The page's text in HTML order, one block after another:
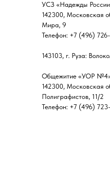
УСЗ «Надежды
142300, Московская
Мира, 9
Телефон: +7 (496)
143103, г. Руза:
Общежитие «УОР
142300, Московская
Полиграфистов, 11/2
Телефон: +7 (496)